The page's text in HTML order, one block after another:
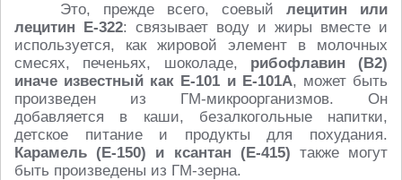
Это, прежде всего, соевый лецитин или
лецитин E-322: связывает воду и жиры вместе и
используется, как жировой элемент в молочных
смесях, печеньях, шоколаде, рибофлавин (B2)
иначе известный как E-101 и E-101A, может быть
произведен из ГМ-микроорганизмов. Он
добавляется в каши, безалкогольные напитки,
детское питание и продукты для похудания.
Карамель (E-150) и ксантан (E-415) также могут
быть произведены из ГМ-зерна.